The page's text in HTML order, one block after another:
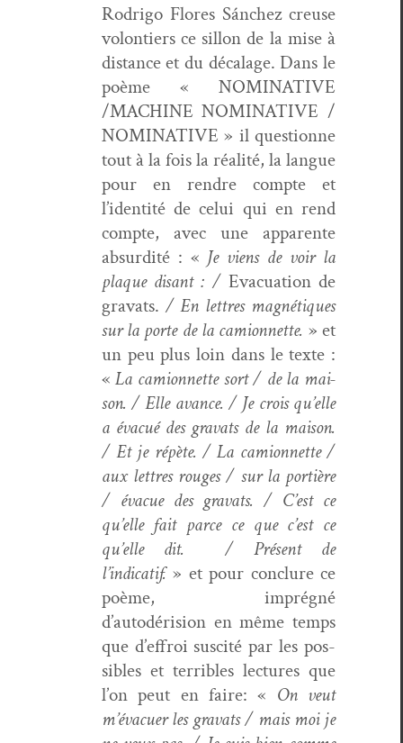
Rodri­go Flo­res Sánchez creuse
volon­tiers ce sil­lon de la mise à
dis­tance et du décalage. Dans le
poème « NOMINATIVE
/MACHINE NOMINATIVE /
NOMINATIVE » il ques­tionne
tout à la fois la réal­ité, la langue
pour en ren­dre compte et
l’identité de celui qui en rend
compte, avec une appar­ente
absur­dité : « Je viens de voir la
plaque dis­ant : /Evac­u­a­tion de
gra­vats. / En let­tres mag­né­tiques
sur la porte de la camion­nette. » et
un peu plus loin dans le texte :
«La camion­nette sort / de la mai­
son. / Elle avance. / Je crois qu’elle
a évac­ué des gra­vats de la mai­son.
/ Et je répète. / La camion­nette /
aux let­tres rouges / sur la por­tière
/ évac­ue des gra­vats. / C’est ce
qu’elle fait parce ce que c’est ce
qu’elle dit. / Présent de
l’indicatif.» et pour con­clure ce
poème, imprégné
d’autodérision en même temps
que d’effroi sus­cité par les pos­
si­bles et ter­ri­bles lec­tures que
l’on peut en faire: « On veut
m’évacuer les gra­vats / mais moi je